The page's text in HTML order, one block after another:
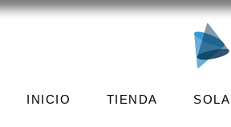
INICIO TIENDA